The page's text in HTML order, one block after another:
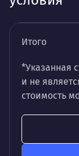
Итого
*Указанная
и не
стоимость